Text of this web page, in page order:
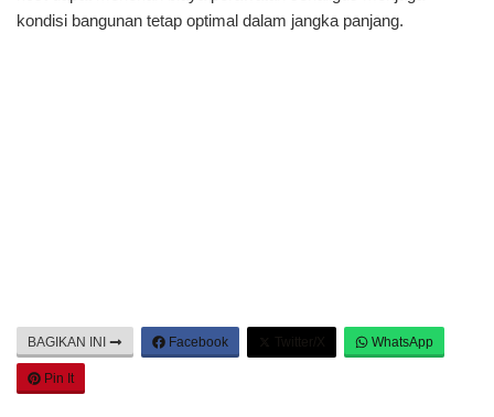
kondisi bangunan tetap optimal dalam jangka panjang.
BAGIKAN INI Facebook Twitter/X WhatsApp
Pin It